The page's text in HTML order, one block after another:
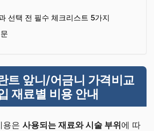
선택 전 필수 체크리스트 5가지
트 앞니/어금니 가격비교
재료별 비용 안내
용은 사용되는 재료와 시술 부위 에 따